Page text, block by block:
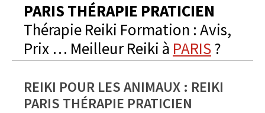
PARIS THÉRAPIE PRATICIEN
Thérapie Reiki Formation : Avis,
Prix … Meilleur Reiki à PARIS?
REIKI POUR LES ANIMAUX : REIKI
PARIS THÉRAPIE PRATICIEN